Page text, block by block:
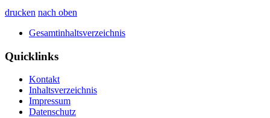
drucken nach oben
Gesamtinhaltsverzeichnis
Quicklinks
Kontakt
Inhaltsverzeichnis
Impressum
Datenschutz